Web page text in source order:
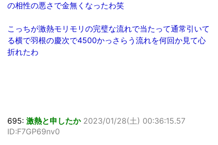
の相性の悪さで金無くなったわ笑
こっちが激熱モリモリの完璧な流れで当たって通常引いて
る横で羽根の慶次で4500かっさらう流れを何回か見て心
折れたわ
695: 激熱と申したか 2023/01/28(土) 00:36:15.57
ID:F7GP69nv0